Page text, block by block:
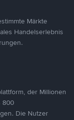
Märkte
Handelserlebnis
der Millionen
800
Die Nutzer